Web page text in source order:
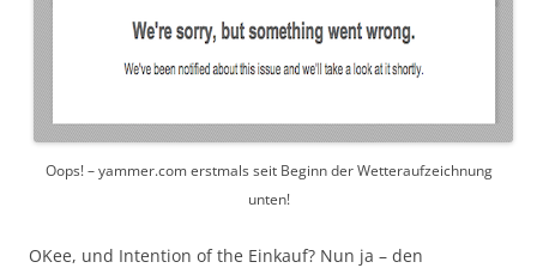
Oops! – yammer.com erstmals seit Beginn der Wetteraufzeichnung
unten!
OKee, und Intention of the Einkauf? Nun ja – den